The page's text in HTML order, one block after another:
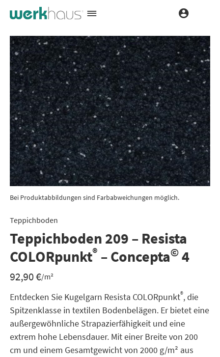
Bei Produktabbildungen sind Farbabweichungen möglich.
Teppichboden
Teppichboden 209 – Resista
COLORpunkt® – Concepta© 4
92,90€/m²
Entdecken Sie Kugelgarn Resista COLORpunkt®, die
Spitzenklasse in textilen Bodenbelägen. Er bietet eine
außergewöhnliche Strapazierfähigkeit und eine
extrem hohe Lebensdauer. Mit einer Breite von 200
cm und einem Gesamtgewicht von 2000 g/m² aus